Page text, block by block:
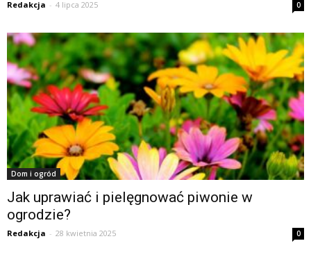
Redakcja - 4 lipca 2025 0
Dom i ogród
Jak uprawiać i pielęgnować piwonie w
ogrodzie?
Redakcja - 28 kwietnia 2025 0